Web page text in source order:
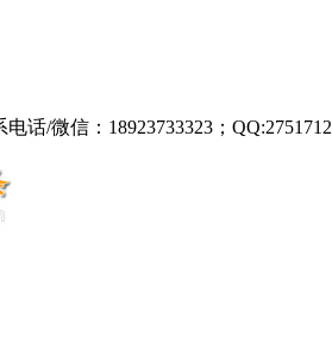
话/微信：18923733323；